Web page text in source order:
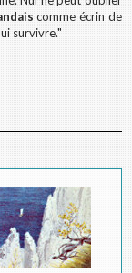
comme écrin de
survivre."